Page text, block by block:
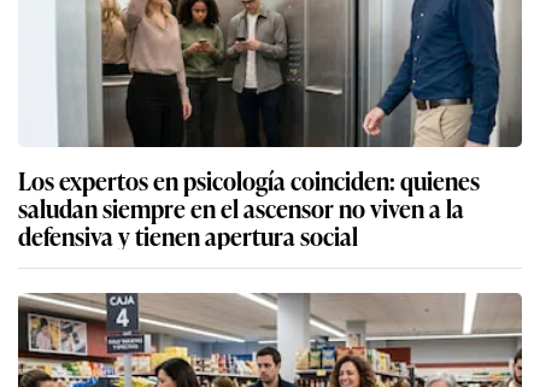
Los expertos en psicología coinciden: quienes
saludan siempre en el ascensor no viven a la
defensiva y tienen apertura social